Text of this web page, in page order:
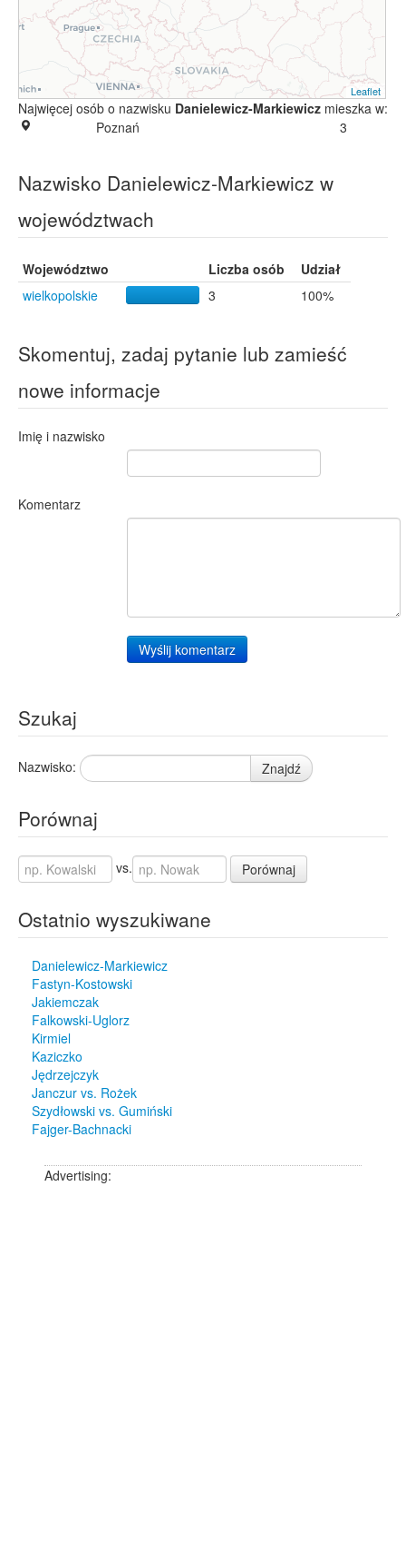
Leaflet
Najwięcej osób o nazwisku Danielewicz-Markiewicz mieszka w:
Poznań
3
Nazwisko Danielewicz-Markiewicz w
województwach
Województwo Liczba osób
Udział
wielkopolskie
3 100%
Skomentuj, zadaj pytanie lub zamieść
nowe informacje
Imię i nazwisko
Komentarz
Wyślij komentarz
Szukaj
Nazwisko: Znajdź
Porównaj
vs. Porównaj
Ostatnio wyszukiwane
Danielewicz-Markiewicz
Fastyn-Kostowski
Jakiemczak
Falkowski-Uglorz
Kirmiel
Kaziczko
Jędrzejczyk
Janczur vs. Rożek
Szydłowski vs. Gumiński
Fajger-Bachnacki
Advertising: